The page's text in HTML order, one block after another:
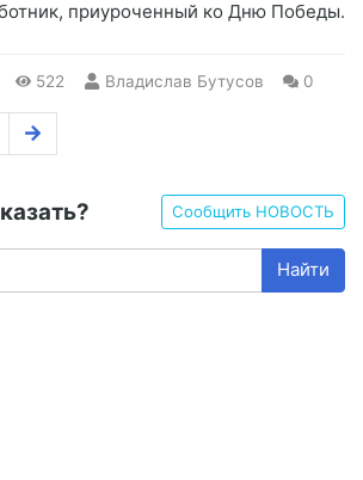
приуроченный ко Дню Победы.
522 Владислав Бутусов 0
Сообщить НОВОСТЬ
Найти